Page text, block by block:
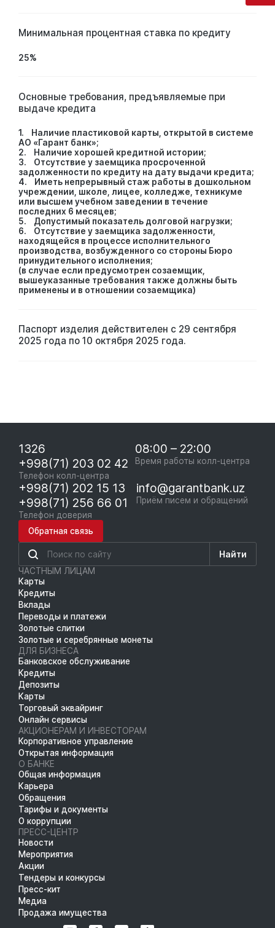
Минимальная процентная ставка по кредиту
25%
Основные требования, предъявляемые при
выдаче кредита
1. Наличие пластиковой карты, открытой в системе
АО «Гарант банк»;
2. Наличие хорошей кредитной истории;
3. Отсутствие у заемщика просроченной
задолженности по кредиту на дату выдачи кредита;
4. Иметь непрерывный стаж работы в дошкольном
учреждении, школе, лицее, колледже, техникуме
или высшем учебном заведении в течение
последних 6 месяцев;
5. Допустимый показатель долговой нагрузки;
6. Отсутствие у заемщика задолженности,
находящейся в процессе исполнительного
производства, возбужденного со стороны Бюро
принудительного исполнения;
(в случае если предусмотрен созаемщик,
вышеуказанные требования также должны быть
применены и в отношении созаемщика)
Паспорт изделия действителен с 29 сентября
2025 года по 10 октября 2025 года.
1326
+998(71) 203 02 42
Телефон колл-центра
08:00 – 22:00
Время работы колл-центра
+998(71) 202 15 13
+998(71) 256 66 01
Телефон доверия
info@garantbank.uz
Приём писем и обращений
Обратная связь
Найти
ЧАСТНЫМ ЛИЦАМ
Карты
Кредиты
Вклады
Переводы и платежи
Золотые слитки
Золотые и серебрянные монеты
ДЛЯ БИЗНЕСА
Банковское обслуживание
Кредиты
Депозиты
Карты
Торговый эквайринг
Онлайн сервисы
АКЦИОНЕРАМ И ИНВЕСТОРАМ
Корпоративное управление
Открытая информация
О БАНКЕ
Общая информация
Карьера
Обращения
Тарифы и документы
О коррупции
ПРЕСС-ЦЕНТР
Новости
Мероприятия
Акции
Тендеры и конкурсы
Пресс-кит
Медиа
Продажа имущества